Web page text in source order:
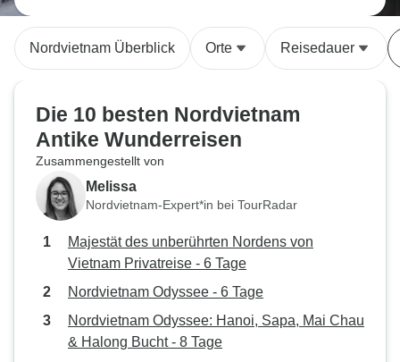
Nordvietnam Überblick Orte Reisedauer
Die 10 besten Nordvietnam
Antike Wunderreisen
Zusammengestellt von
Melissa
Nordvietnam-Expert*in bei TourRadar
Majestät des unberührten Nordens von
Vietnam Privatreise - 6 Tage
Nordvietnam Odyssee - 6 Tage
Nordvietnam Odyssee: Hanoi, Sapa, Mai Chau
& Halong Bucht - 8 Tage